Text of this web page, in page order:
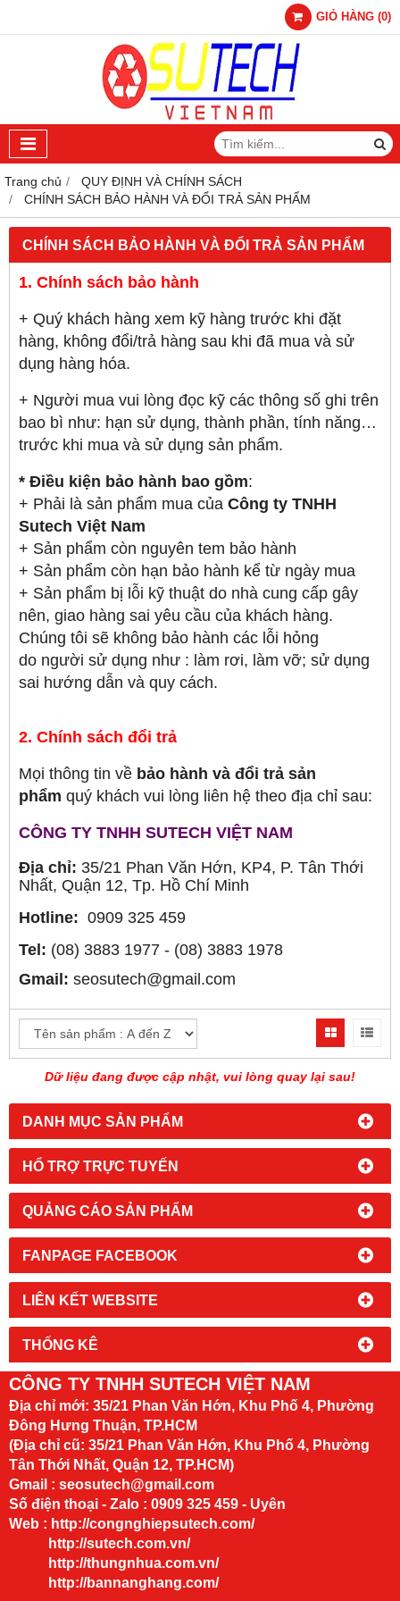
GIỎ HÀNG (0)
Trang chủ
QUY ĐỊNH VÀ CHÍNH SÁCH
CHÍNH SÁCH BẢO HÀNH VÀ ĐỔI TRẢ SẢN PHẨM
DANH MỤC SẢN PHẨM
HỔ TRỢ TRỰC TUYẾN
QUẢNG CÁO SẢN PHẨM
FANPAGE FACEBOOK
LIÊN KẾT WEBSITE
THỐNG KÊ
CHÍNH SÁCH BẢO HÀNH VÀ ĐỔI TRẢ SẢN PHẨM
1. Chính sách bảo hành
+ Quý khách hàng xem kỹ hàng trước khi đặt
hàng, không đổi/trả hàng sau khi đã mua và sử
dụng hàng hóa.
+ Người mua vui lòng đọc kỹ các thông số ghi trên
bao bì như: hạn sử dụng, thành phần, tính năng…
trước khi mua và sử dụng sản phẩm.
* Điều kiện bảo hành bao gồm:
+ Phải là sản phẩm mua của Công ty TNHH
Sutech Việt Nam
+ Sản phẩm còn nguyên tem bảo hành
+ Sản phẩm còn hạn bảo hành kể từ ngày mua
+ Sản phẩm bị lỗi kỹ thuật do nhà cung cấp gây
nên, giao hàng sai yêu cầu của khách hàng.
Chúng tôi sẽ không bảo hành các lỗi hỏng
do người sử dụng như : làm rơi, làm vỡ; sử dụng
sai hướng dẫn và quy cách.
2. Chính sách đổi trả
Mọi thông tin về bảo hành và đổi trả sản
phẩm quý khách vui lòng liên hệ theo địa chỉ sau:
CÔNG TY TNHH SUTECH VIỆT NAM
Địa chỉ: 35/21 Phan Văn Hớn, KP4, P. Tân Thới
Nhất, Quận 12, Tp. Hồ Chí Minh
Hotline: 0909 325 459
Tel: (08) 3883 1977 - (08) 3883 1978
Gmail: seosutech@gmail.com
Dữ liệu đang được cập nhật, vui lòng quay lại sau!
CÔNG TY TNHH SUTECH VIỆT NAM
Địa chỉ mới: 35/21 Phan Văn Hớn, Khu Phố 4, Phường
Đông Hưng Thuận, TP.HCM
(Địa chỉ cũ: 35/21 Phan Văn Hớn, Khu Phố 4, Phường
Tân Thới Nhất, Quận 12, TP.HCM)
Gmail : seosutech@gmail.com
Số điện thoại - Zalo : 0909 325 459 - Uyên
Web : http://congnghiepsutech.com/
http://sutech.com.vn/
http://thungnhua.com.vn/
http://bannanghang.com/